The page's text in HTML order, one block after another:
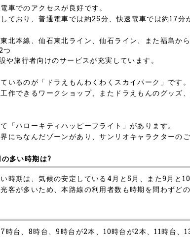
車でのアクセスが良好です。
ており、普通電車では約25分、快速電車では約17分
北本線、仙石東北ライン、仙石ライン、また福島か
つ
旅行者向けのサービスが充実しています。
いるのが「ドラえもんわくわくスカイパーク」です。
作できるワークショップ、またドラえもんのグッズ
「ハローキティハッピーフライト」があります。
にちなんだゾーンがあり、サンリオキャラクターの
多い時期は?
時期は、気候の安定している4月と5月、また9月と10
客が多いため、本路線の利用者数も時期を問わずどの
時台、8時台、9時台が2本、10時台が2本、11時台